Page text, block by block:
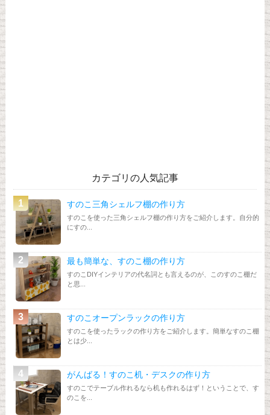
カテゴリの人気記事
すのこ三角シェルフ棚の作り方
すのこを使った三角シェルフ棚の作り方をご紹介します。自分的
にすの...
最も簡単な、すのこ棚の作り方
すのこDIYインテリアの代名詞とも言えるのが、このすのこ棚だ
と思...
すのこオープンラックの作り方
すのこを使ったラックの作り方をご紹介します。簡単なすのこ棚
とは少...
がんばる！すのこ机・デスクの作り方
すのこでテーブル作れるなら机も作れるはず！ということで、す
のこを...